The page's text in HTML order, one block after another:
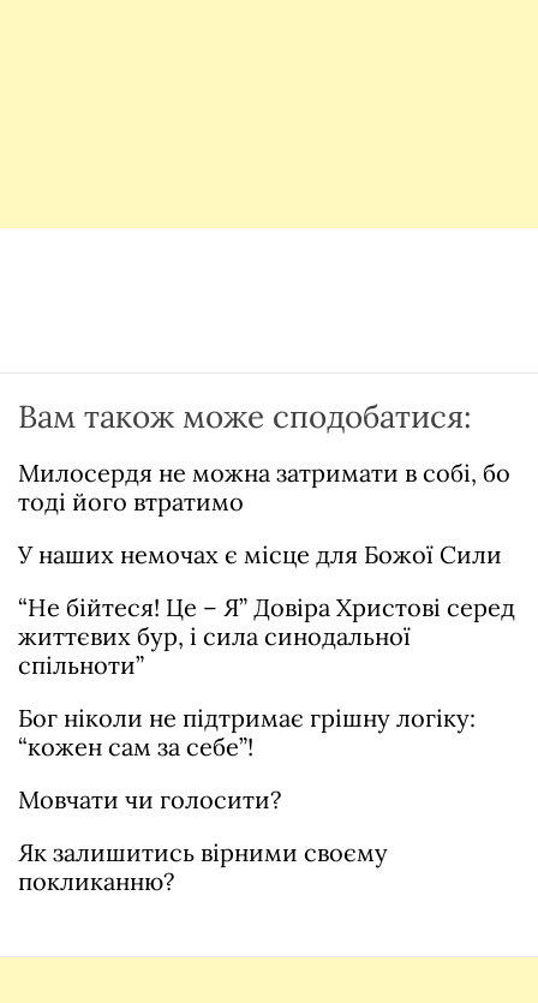
Вам також може сподобатися:
Милосердя не можна затримати в собі, бо
тоді його втратимо
У наших немочах є місце для Божої Сили
“Не бійтеся! Це – Я” Довіра Христові серед
життєвих бур, і сила синодальної
спільноти”
Бог ніколи не підтримає грішну логіку:
“кожен сам за себе”!
Мовчати чи голосити?
Як залишитись вірними своєму
покликанню?